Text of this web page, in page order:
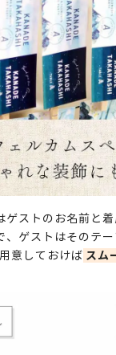
ゲストのお名前と
、ゲストはそのテ
意しておけば スム